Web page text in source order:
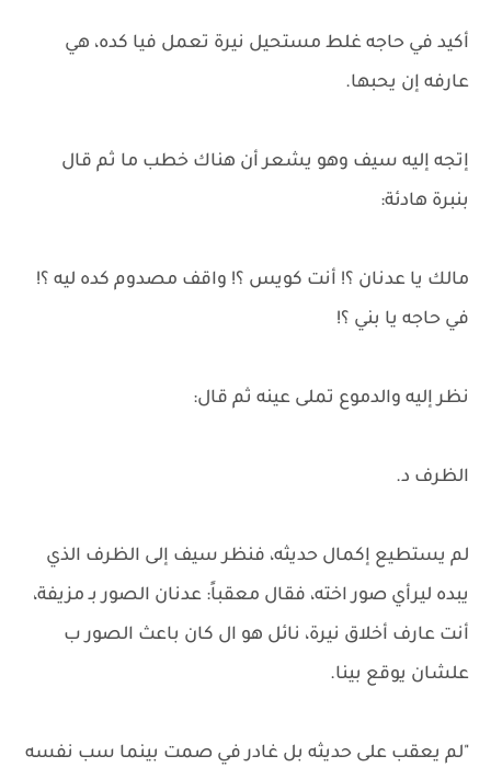
أكيد في حاجه غلط مستحيل نيرة تعمل فيا كده، هي
عارفه إن يحبها.
إتجه إليه سيف وهو يشعر أن هناك خطب ما ثم قال
بنبرة هادئة:
مالك يا عدنان ؟! أنت كويس ؟! واقف مصدوم كده ليه ؟!
في حاجه يا بني ؟!
نظر إليه والدموع تملى عينه ثم قال:
الظرف د.
لم يستطيع إكمال حديثه، فنظر سيف إلى الظرف الذي
يبده ليرأي صور اخته، فقال معقباً: عدنان الصور بـ مزيفة،
أنت عارف أخلاق نيرة، نائل هو ال كان باعث الصور ب
علشان يوقع بينا.
"لم يعقب على حديثه بل غادر في صمت بينما سب نفسه